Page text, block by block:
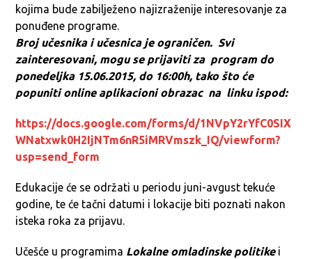
kojima bude zabilježeno najizraženije interesovanje za
ponuđene programe.
Broj učesnika i učesnica je ograničen. Svi
zainteresovani, mogu se prijaviti za program do
ponedeljka 15.06.2015, do 16:00h, tako što će
popuniti online aplikacioni obrazac na linku ispod:
https://docs.google.com/forms/d/1NVpY2rYfC0SIX
WNatxwk0H2IjNTm6nR5iMRVmszk_IQ/viewform?
usp=send_form
Edukacije će se održati u periodu juni-avgust tekuće
godine, te će tačni datumi i lokacije biti poznati nakon
isteka roka za prijavu.
Učešće u programima Lokalne omladinske politike i